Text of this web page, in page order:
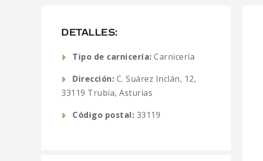
DETALLES:
Tipo de carnicería: Carnicería
Dirección: C. Suárez Inclán, 12,
33119 Trubia, Asturias
Código postal: 33119